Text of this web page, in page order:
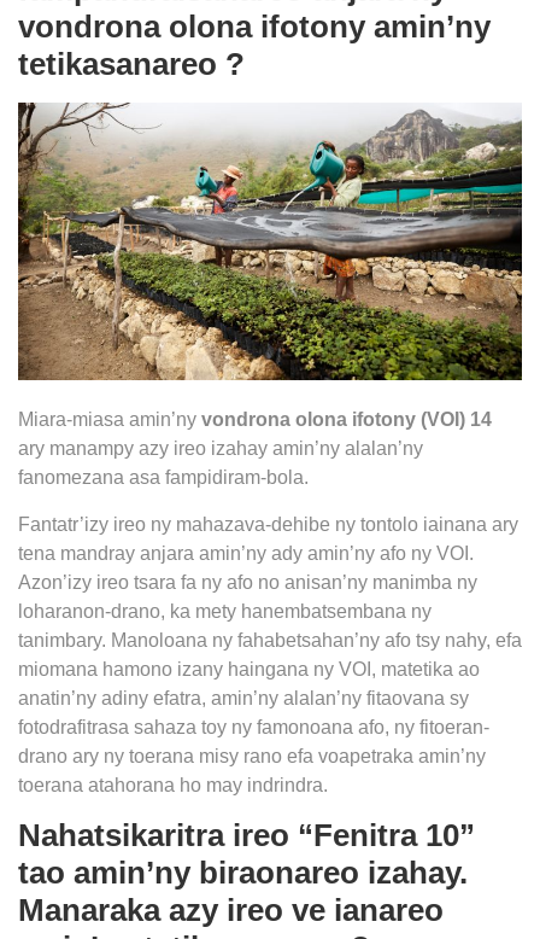
vondrona olona ifotony amin’ny
tetikasanareo ?
Miara-miasa amin’ny vondrona olona ifotony (VOI) 14
ary manampy azy ireo izahay amin’ny alalan’ny
fanomezana asa fampidiram-bola.
Fantatr’izy ireo ny mahazava-dehibe ny tontolo iainana ary
tena mandray anjara amin’ny ady amin’ny afo ny VOI.
Azon’izy ireo tsara fa ny afo no anisan’ny manimba ny
loharanon-drano, ka mety hanembatsembana ny
tanimbary. Manoloana ny fahabetsahan’ny afo tsy nahy, efa
miomana hamono izany haingana ny VOI, matetika ao
anatin’ny adiny efatra, amin’ny alalan’ny fitaovana sy
fotodrafitrasa sahaza toy ny famonoana afo, ny fitoeran-
drano ary ny toerana misy rano efa voapetraka amin’ny
toerana atahorana ho may indrindra.
Nahatsikaritra ireo “Fenitra 10”
tao amin’ny biraonareo izahay.
Manaraka azy ireo ve ianareo